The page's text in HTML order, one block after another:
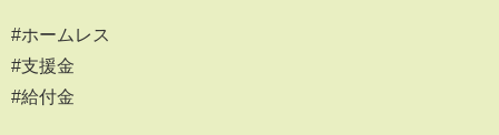
#ホームレス
#支援金
#給付金